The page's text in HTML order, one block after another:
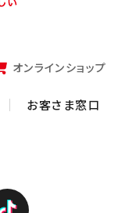
オンラインショップ
お客さま窓口